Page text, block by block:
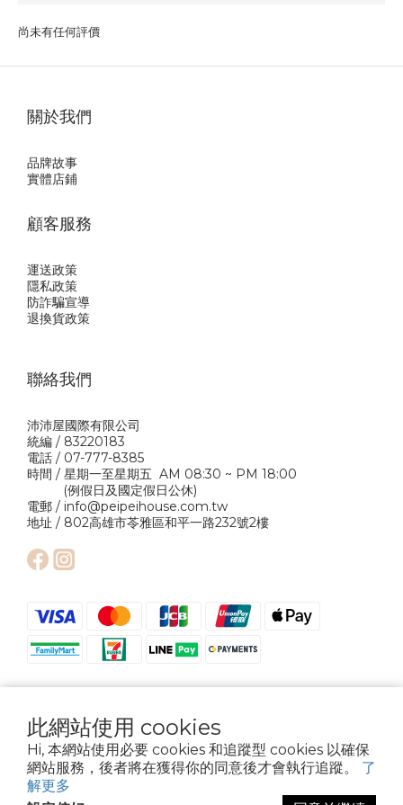
此網站使用 cookies
Hi, 本網站使用必要 cookies 和追蹤型 cookies 以確保
網站服務，後者將在獲得你的同意後才會執行追蹤。 了
解更多
尚未有任何評價
關於我們
品牌故事
實體店鋪
顧客服務
運送政策
隱私政策
防詐騙宣導
退換貨政策
聯絡我們
沛沛屋國際有限公司
統編 / 83220183
電話 / 07-777-8385
時間 / 星期一至星期五 AM 08:30 ~ PM 18:00
(例假日及國定假日公休)
電郵 / info@peipeihouse.com.tw
地址 / 802高雄市苓雅區和平一路232號2樓
Copyright © 2024 Pei Pei House International Company Ltd. All Rights